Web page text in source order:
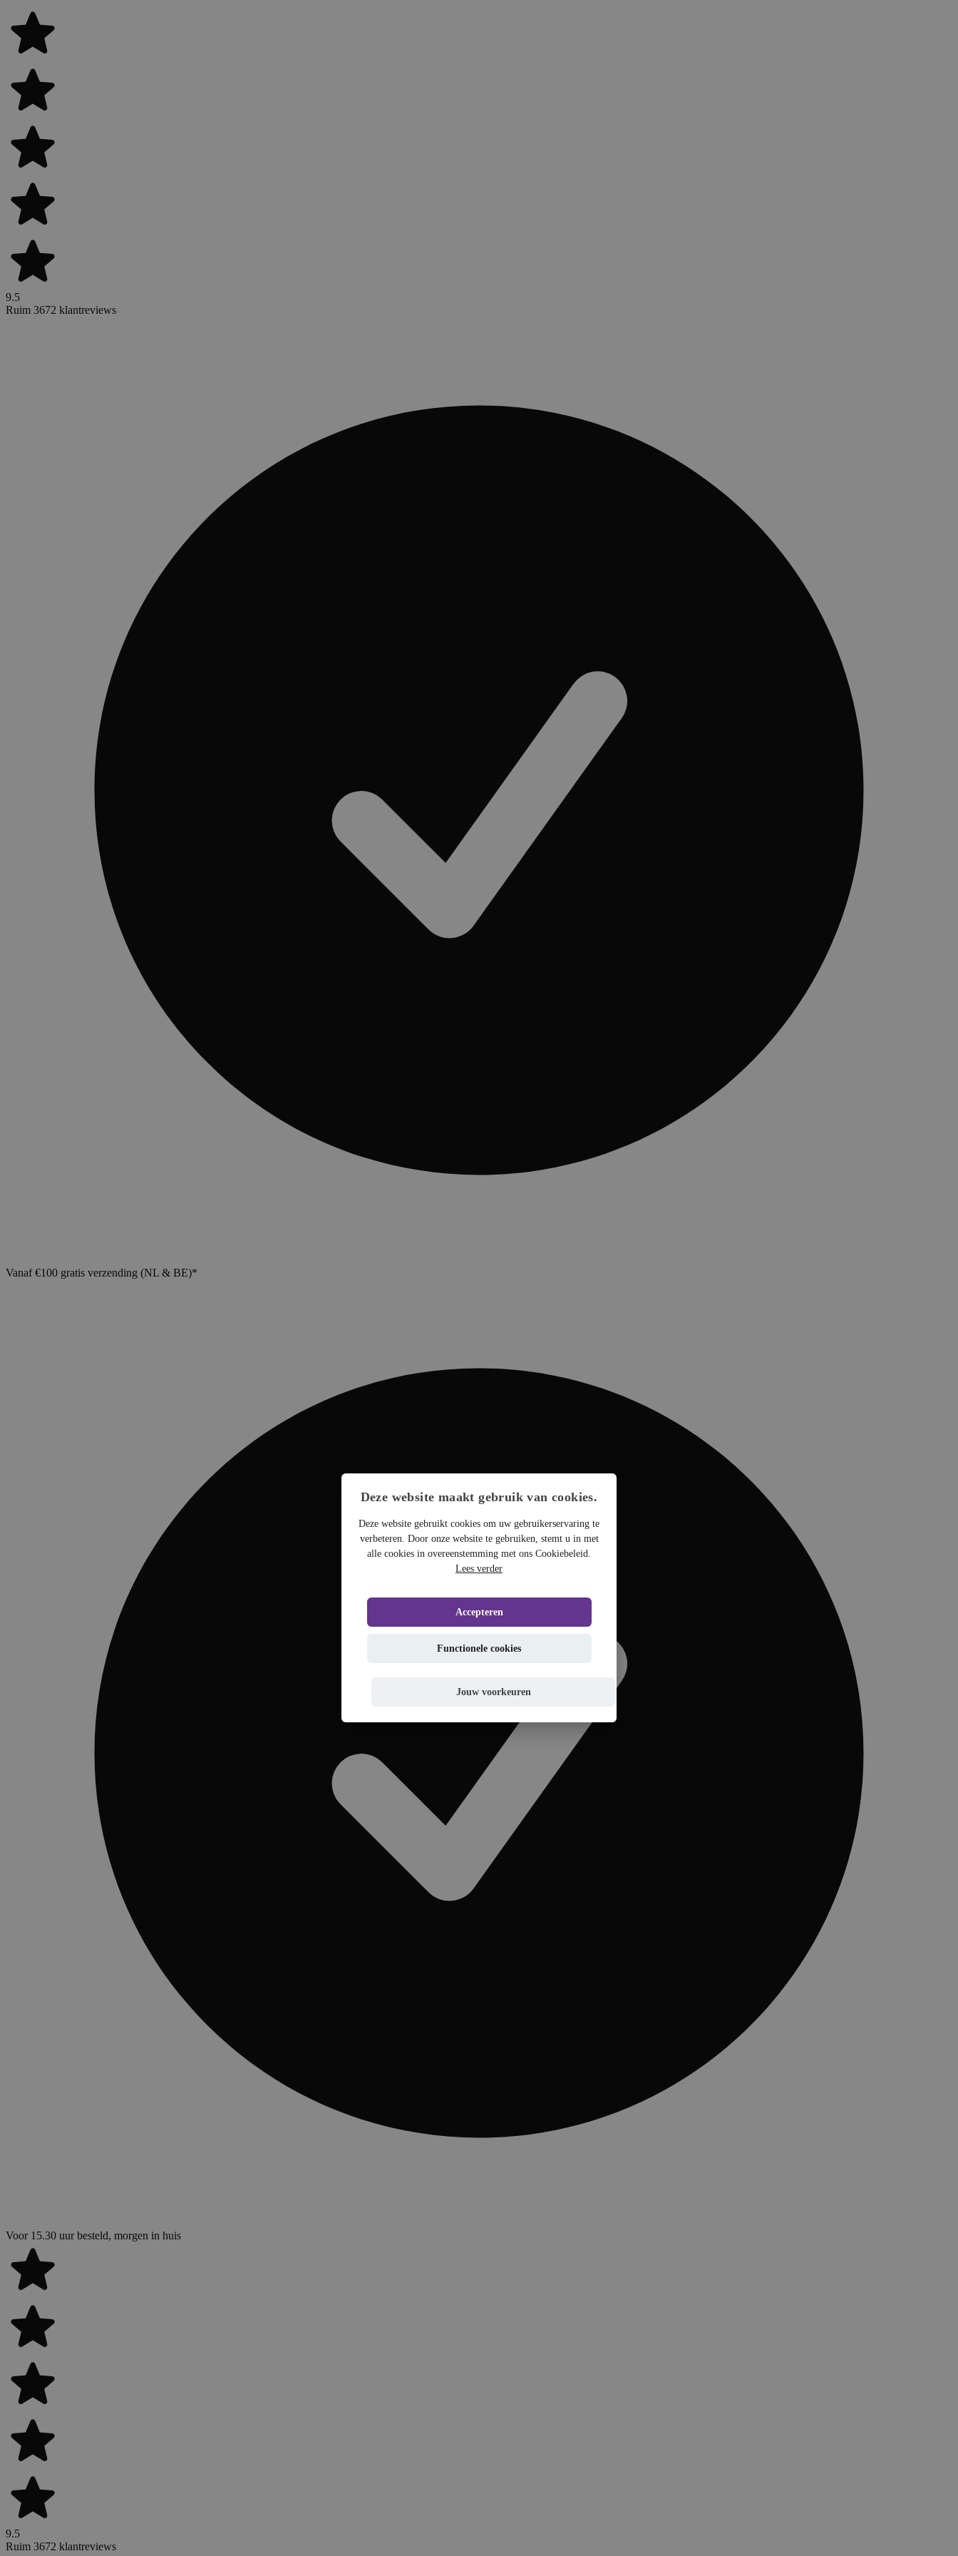
9.5
Ruim 3672 klantreviews
Vanaf €100 gratis verzending (NL & BE)*
Voor 15.30 uur besteld, morgen in huis
9.5
Ruim 3672 klantreviews
Deze website maakt gebruik van cookies.
Deze website gebruikt cookies om uw gebruikerservaring te
verbeteren. Door onze website te gebruiken, stemt u in met
alle cookies in overeenstemming met ons Cookiebeleid.
Lees verder
Accepteren
Functionele cookies
Jouw voorkeuren